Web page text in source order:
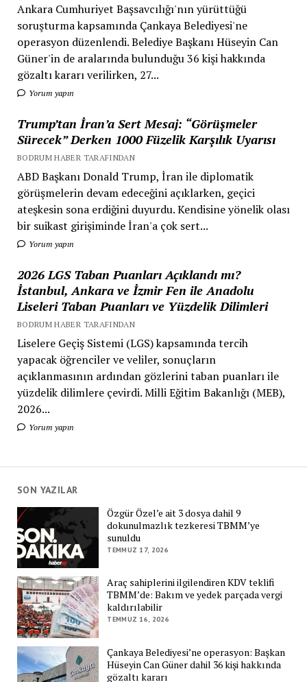
Ankara Cumhuriyet Başsavcılığı'nın yürüttüğü
soruşturma kapsamında Çankaya Belediyesi'ne
operasyon düzenlendi. Belediye Başkanı Hüseyin Can
Güner'in de aralarında bulunduğu 36 kişi hakkında
gözaltı kararı verilirken, 27...
Yorum yapın
Trump’tan İran’a Sert Mesaj: “Görüşmeler
Sürecek” Derken 1000 Füzelik Karşılık Uyarısı
BODRUM HABER TARAFINDAN
ABD Başkanı Donald Trump, İran ile diplomatik
görüşmelerin devam edeceğini açıklarken, geçici
ateşkesin sona erdiğini duyurdu. Kendisine yönelik olası
bir suikast girişiminde İran'a çok sert...
Yorum yapın
2026 LGS Taban Puanları Açıklandı mı?
İstanbul, Ankara ve İzmir Fen ile Anadolu
Liseleri Taban Puanları ve Yüzdelik Dilimleri
BODRUM HABER TARAFINDAN
Liselere Geçiş Sistemi (LGS) kapsamında tercih
yapacak öğrenciler ve veliler, sonuçların
açıklanmasının ardından gözlerini taban puanları ile
yüzdelik dilimlere çevirdi. Milli Eğitim Bakanlığı (MEB),
2026...
Yorum yapın
SON YAZILAR
Özgür Özel’e ait 3 dosya dahil 9
dokunulmazlık tezkeresi TBMM’ye
sunuldu
TEMMUZ 17, 2026
Araç sahiplerini ilgilendiren KDV teklifi
TBMM’de: Bakım ve yedek parçada vergi
kaldırılabilir
TEMMUZ 16, 2026
Çankaya Belediyesi’ne operasyon: Başkan
Hüseyin Can Güner dahil 36 kişi hakkında
gözaltı kararı